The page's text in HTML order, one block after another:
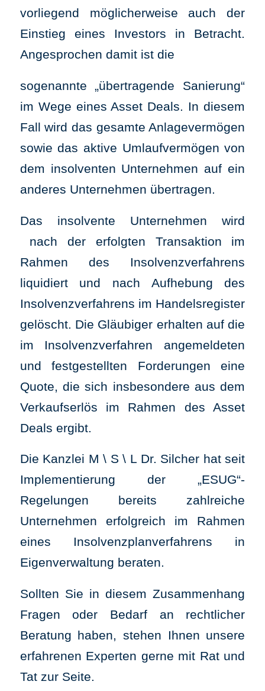
vorliegend möglicherweise auch der
Einstieg eines Investors in Betracht.
Angesprochen damit ist die
sogenannte „übertragende Sanierung“
im Wege eines Asset Deals. In diesem
Fall wird das gesamte Anlagevermögen
sowie das aktive Umlaufvermögen von
dem insolventen Unternehmen auf ein
anderes Unternehmen übertragen.
Das insolvente Unternehmen wird
nach der erfolgten Transaktion im
Rahmen des Insolvenzverfahrens
liquidiert und nach Aufhebung des
Insolvenzverfahrens im Handelsregister
gelöscht. Die Gläubiger erhalten auf die
im Insolvenzverfahren angemeldeten
und festgestellten Forderungen eine
Quote, die sich insbesondere aus dem
Verkaufserlös im Rahmen des Asset
Deals ergibt.
Die Kanzlei M \ S \ L Dr. Silcher hat seit
Implementierung der „ESUG“-
Regelungen bereits zahlreiche
Unternehmen erfolgreich im Rahmen
eines Insolvenzplanverfahrens in
Eigenverwaltung beraten.
Sollten Sie in diesem Zusammenhang
Fragen oder Bedarf an rechtlicher
Beratung haben, stehen Ihnen unsere
erfahrenen Experten gerne mit Rat und
Tat zur Seite.